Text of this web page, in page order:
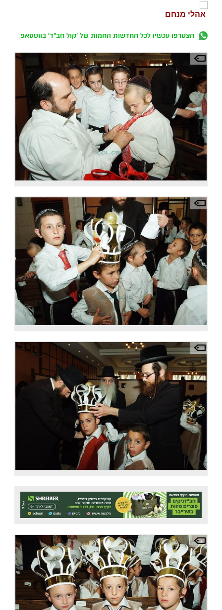
אהלי מנחם
הצטרפו עכשיו לכל החדשות החמות של 'קול חב"ד' בווטסאפ